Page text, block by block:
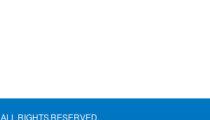
ALL RIGHTS RESERVED.